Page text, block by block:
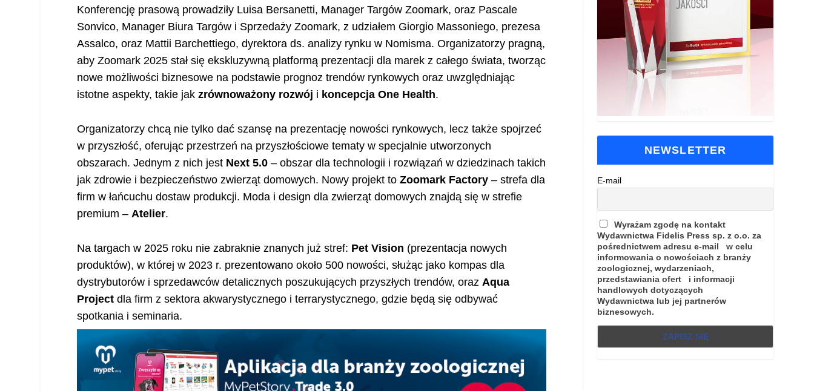
Konferencję prasową prowadziły Luisa Bersanetti, Manager Targów Zoomark, oraz Pascale
Sonvico, Manager Biura Targów i Sprzedaży Zoomark, z udziałem Giorgio Massoniego, prezesa
Assalco, oraz Mattii Barchettiego, dyrektora ds. analizy rynku w Nomisma. Organizatorzy pragną,
aby Zoomark 2025 stał się ekskluzywną platformą prezentacji dla marek z całego świata, tworząc
nowe możliwości biznesowe na podstawie prognoz trendów rynkowych oraz uwzględniając
istotne aspekty, takie jakzrównoważony rozwój i koncepcja One Health.
Organizatorzy chcą nie tylko dać szansę na prezentację nowości rynkowych, lecz także spojrzeć
w przyszłość, oferując przestrzeń na przyszłościowe tematy w specjalnie utworzonych
obszarach. Jednym z nich jest Next 5.0– obszar dla technologii i rozwiązań w dziedzinach takich
jak zdrowie i bezpieczeństwo zwierząt domowych. Nowy projekt toZoomark Factory– strefa dla
firm w łańcuchu dostaw produkcji. Moda i design dla zwierząt domowych znajdą się w strefie
premium –Atelier.
Na targach w 2025 roku nie zabraknie znanych już stref: Pet Vision (prezentacja nowych
produktów), w której w 2023 r. prezentowano około 500 nowości, służąc jako kompas dla
dystrybutorów i sprzedawców detalicznych poszukujących przyszłych trendów, oraz Aqua
Project dla firm z sektora akwarystycznego i terrarystycznego, gdzie będą się odbywać
spotkania i seminaria.
NEWSLETTER
E-mail
Wyrażam zgodę na kontakt
Wydawnictwa Fidelis Press sp. z o.o. za
pośrednictwem adresu e-mail w celu
informowania o nowościach z branży
zoologicznej, wydarzeniach,
przedstawiania ofert i informacji
handlowych dotyczących
Wydawnictwa lub jej partnerów
biznesowych.